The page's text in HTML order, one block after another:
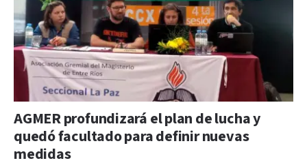
AGMER profundizará el plan de lucha y
quedó facultado para definir nuevas
medidas